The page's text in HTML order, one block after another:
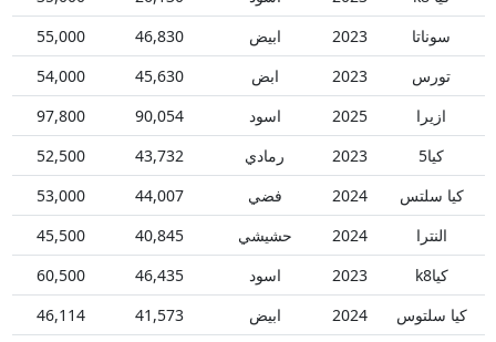
سوناتا
2023 ابيض 46,830
55,000
تورس
2023 ابض 45,630
54,000
ازيرا
2025 اسود 90,054
97,800
كيا5
2023 رمادي 43,732
52,500
كيا سلتس
2024 فضي 44,007
53,000
النترا
2024 حشيشي 40,845
45,500
كياk8
2023 اسود 46,435
60,500
كيا سلتوس
2024 ابيض 41,573
46,114